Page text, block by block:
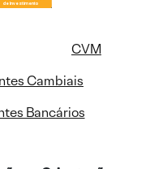
CVM
Cambiais
Bancários